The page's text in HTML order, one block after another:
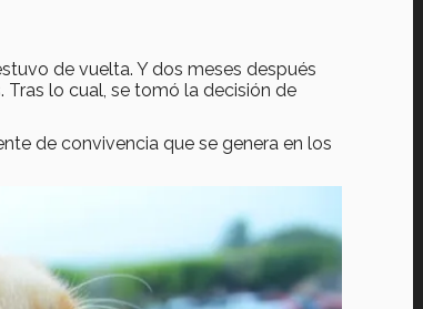
de vuelta. Y dos meses después
lo cual, se tomó la decisión de
de convivencia que se genera en los